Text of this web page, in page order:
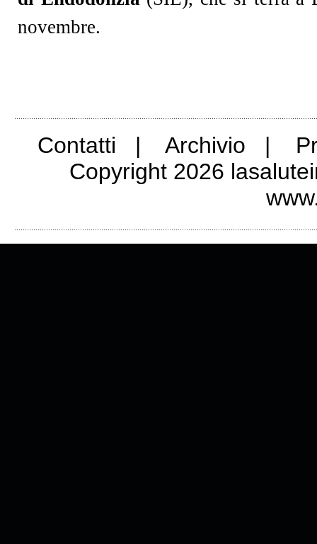
novembre.
Contatti | Archivio |
Copyright 2026